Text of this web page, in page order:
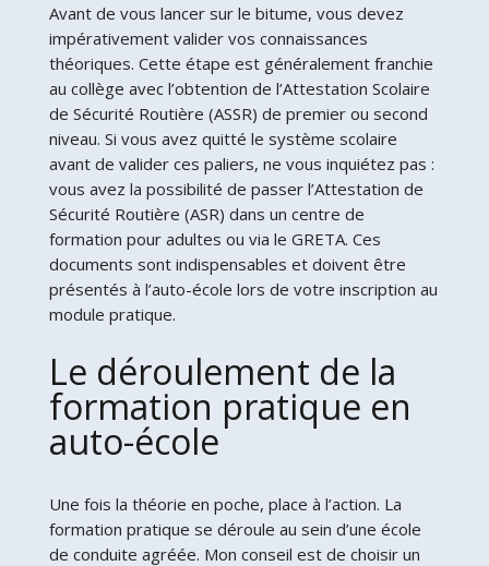
Avant de vous lancer sur le bitume, vous devez
impérativement valider vos connaissances
théoriques. Cette étape est généralement franchie
au collège avec l’obtention de l’Attestation Scolaire
de Sécurité Routière (ASSR) de premier ou second
niveau. Si vous avez quitté le système scolaire
avant de valider ces paliers, ne vous inquiétez pas :
vous avez la possibilité de passer l’Attestation de
Sécurité Routière (ASR) dans un centre de
formation pour adultes ou via le GRETA. Ces
documents sont indispensables et doivent être
présentés à l’auto-école lors de votre inscription au
module pratique.
Le déroulement de la
formation pratique en
auto-école
Une fois la théorie en poche, place à l’action. La
formation pratique se déroule au sein d’une école
de conduite agréée. Mon conseil est de choisir un